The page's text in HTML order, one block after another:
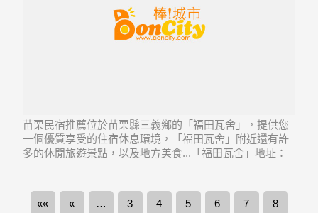
苗栗民宿推薦位於苗栗縣三義鄉的「福田瓦舍」，提供您
一個優質享受的住宿休息環境，「福田瓦舍」附近還有許
多的休閒旅遊景點，以及地方美食...「福田瓦舍」地址：
«« « … 3 4 5 6 7 8